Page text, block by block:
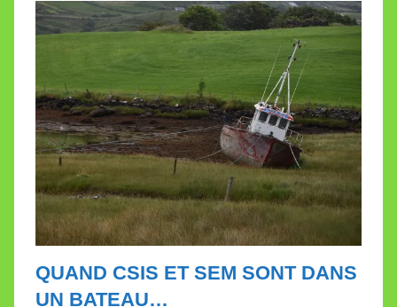
l
e
t
e
QUAND CSIS ET SEM SONT DANS
UN BATEAU…